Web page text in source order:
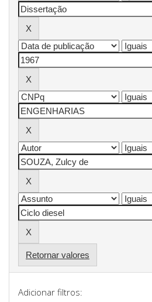
Retornar valores
Adicionar filtros: